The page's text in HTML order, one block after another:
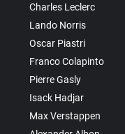
Charles Leclerc
Lando Norris
Oscar Piastri
Franco Colapinto
Pierre Gasly
Isack Hadjar
Max Verstappen